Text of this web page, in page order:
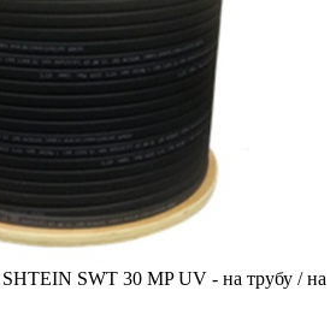
SWT 30 MP UV - на трубу / на